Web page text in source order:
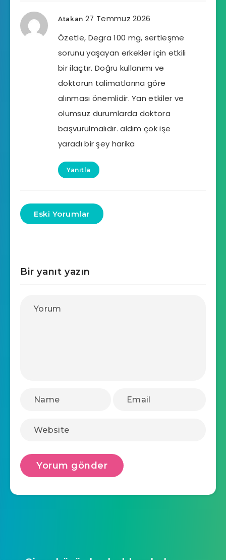
Atakan 27 Temmuz 2026
Özetle, Degra 100 mg, sertleşme
sorunu yaşayan erkekler için etkili
bir ilaçtır. Doğru kullanımı ve
doktorun talimatlarına göre
alınması önemlidir. Yan etkiler ve
olumsuz durumlarda doktora
başvurulmalıdır. aldım çok işe
yaradı bir şey harika
Yanıtla
Eski Yorumlar
Bir yanıt yazın